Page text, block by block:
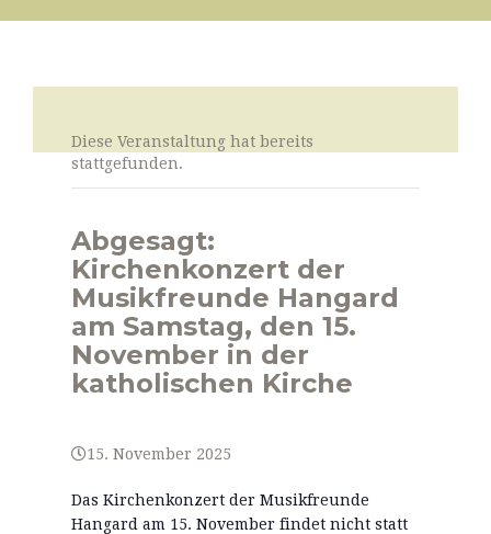
Diese Veranstaltung hat bereits
stattgefunden.
Abgesagt:
Kirchenkonzert der
Musikfreunde Hangard
am Samstag, den 15.
November in der
katholischen Kirche
15. November 2025
Das Kirchenkonzert der Musikfreunde
Hangard am 15. November findet nicht statt